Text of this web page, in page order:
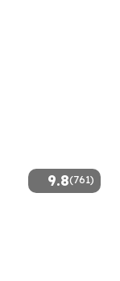
9.8(761)